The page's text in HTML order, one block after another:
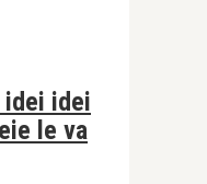
idei idei
le va